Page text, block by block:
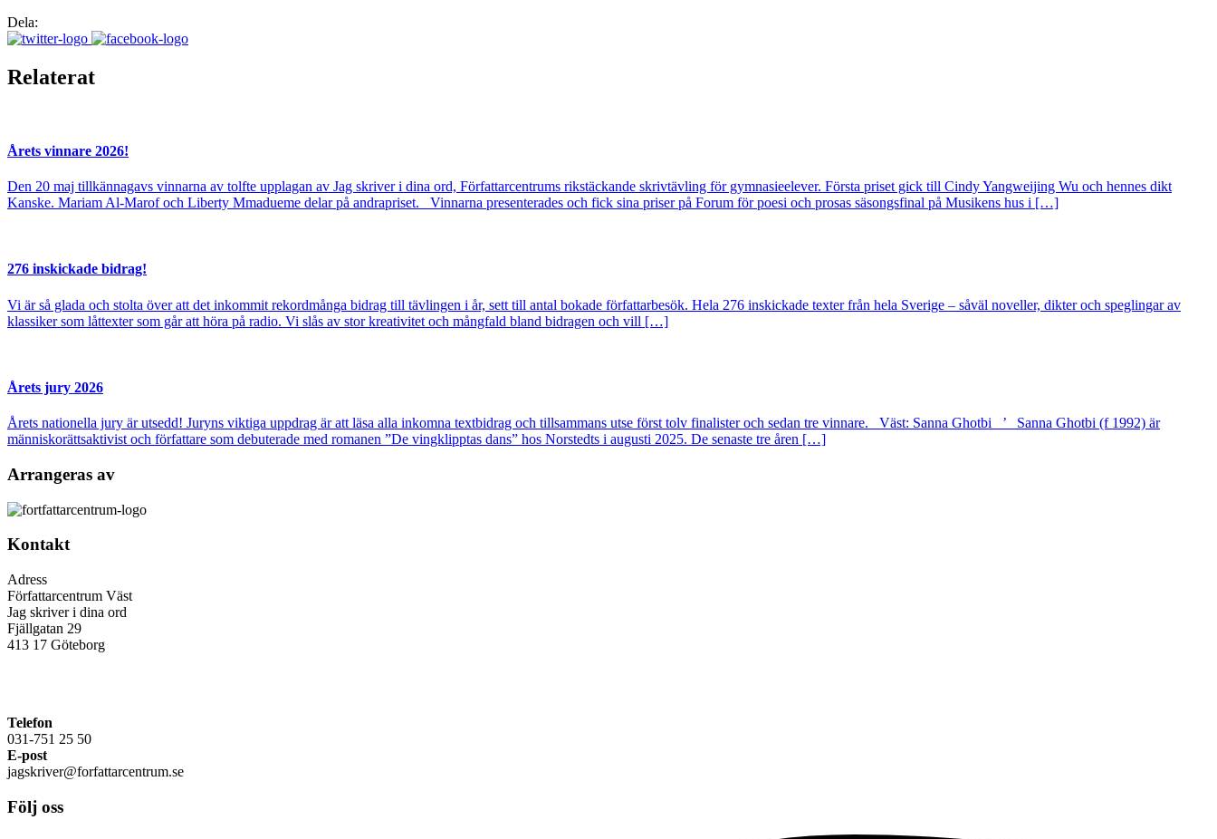
Dela:
Relaterat
Årets vinnare 2026!
Den 20 maj tillkännagavs vinnarna av tolfte upplagan av Jag skriver i dina ord, Författarcentrums rikstäckande skrivtävling för gymnasieelever. Första priset gick till Cindy Yangweijing Wu och hennes dikt
Kanske. Mariam Al-Marof och Liberty Mmadueme delar på andrapriset. Vinnarna presenterades och fick sina priser på Forum för poesi och prosas säsongsfinal på Musikens hus i […]
276 inskickade bidrag!
Vi är så glada och stolta över att det inkommit rekordmånga bidrag till tävlingen i år, sett till antal bokade författarbesök. Hela 276 inskickade texter från hela Sverige – såväl noveller, dikter och speglingar av
klassiker som låttexter som går att höra på radio. Vi slås av stor kreativitet och mångfald bland bidragen och vill […]
Årets jury 2026
Årets nationella jury är utsedd! Juryns viktiga uppdrag är att läsa alla inkomna textbidrag och tillsammans utse först tolv finalister och sedan tre vinnare. Väst: Sanna Ghotbi ’ Sanna Ghotbi (f 1992) är
människorättsaktivist och författare som debuterade med romanen ”De vingklipptas dans” hos Norstedts i augusti 2025. De senaste tre åren […]
Arrangeras av
Kontakt
Adress
Författarcentrum Väst
Jag skriver i dina ord
Fjällgatan 29
413 17 Göteborg
Telefon
031-751 25 50
E-post
jagskriver@forfattarcentrum.se
Följ oss